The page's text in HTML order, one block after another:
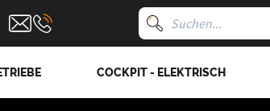
COCKPIT - ELEKTRISCH